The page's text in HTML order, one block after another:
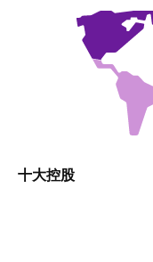
十大控股